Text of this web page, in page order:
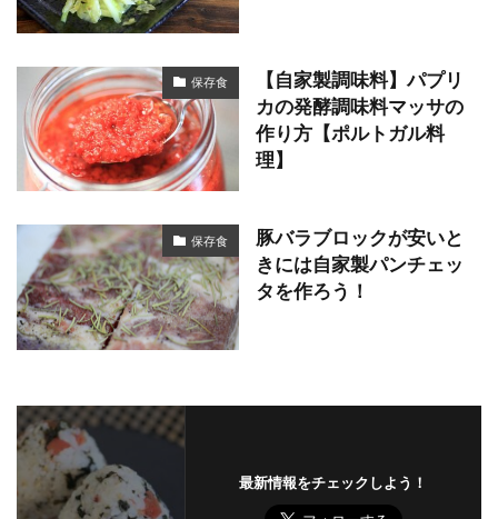
保存食
【自家製調味料】パプリ
カの発酵調味料マッサの
作り方【ポルトガル料
理】
保存食
豚バラブロックが安いと
きには自家製パンチェッ
タを作ろう！
最新情報をチェックしよう！